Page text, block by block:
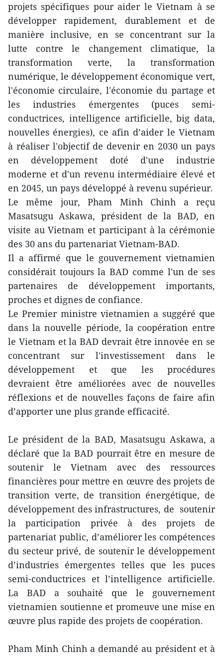
projets spécifiques pour aider le Vietnam à se
développer rapidement, durablement et de
manière inclusive, en se concentrant sur la
lutte contre le changement climatique, la
transformation verte, la transformation
numérique, le développement économique vert,
l'économie circulaire, l'économie du partage et
les industries émergentes (puces semi-
conductrices, intelligence artificielle, big data,
nouvelles énergies), ce afin d’aider le Vietnam
à réaliser l'objectif de devenir en 2030 un pays
en développement doté d'une industrie
moderne et d'un revenu intermédiaire élevé et
en 2045, un pays développé à revenu supérieur.
Le même jour, Pham Minh Chinh a reçu
Masatsugu Askawa, président de la BAD, en
visite au Vietnam et participant à la cérémonie
des 30 ans du partenariat Vietnam-BAD.
Il a affirmé que le gouvernement vietnamien
considérait toujours la BAD comme l'un de ses
partenaires de développement importants,
proches et dignes de confiance.
Le Premier ministre vietnamien a suggéré que
dans la nouvelle période, la coopération entre
le Vietnam et la BAD devrait être innovée en se
concentrant sur l'investissement dans le
développement et que les procédures
devraient être améliorées avec de nouvelles
réflexions et de nouvelles façons de faire afin
d’apporter une plus grande efficacité.
Le président de la BAD, Masatsugu Askawa, a
déclaré que la BAD pourrait être en mesure de
soutenir le Vietnam avec des ressources
financières pour mettre en œuvre des projets de
transition verte, de transition énergétique, de
développement des infrastructures, de soutenir
la participation privée à des projets de
partenariat public, d’améliorer les compétences
du secteur privé, de soutenir le développement
d’industries émergentes telles que les puces
semi-conductrices et l’intelligence artificielle.
La BAD a souhaité que le gouvernement
vietnamien soutienne et promeuve une mise en
œuvre plus rapide des projets de coopération.
Pham Minh Chinh a demandé au président et à